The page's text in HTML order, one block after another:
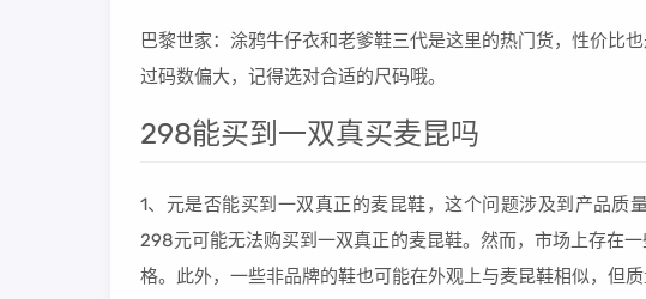
巴黎世家：涂鸦牛仔衣和老爹鞋三代是这里的热门货，性价比
过码数偏大，记得选对合适的尺码哦。
298能买到一双真买麦昆吗
1、元是否能买到一双真正的麦昆鞋，这个问题涉及到产品质
298元可能无法购买到一双真正的麦昆鞋。然而，市场上存在
格。此外，一些非品牌的鞋也可能在外观上与麦昆鞋相似，但质